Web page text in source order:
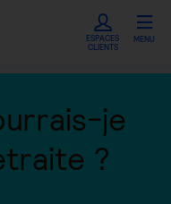
ESPACES
CLIENTS
MENU
je
?